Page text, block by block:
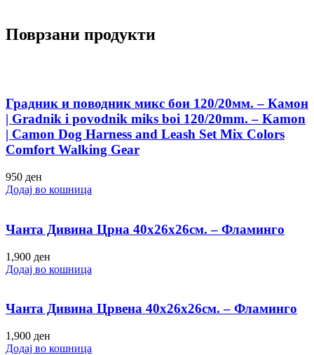
Поврзани продукти
Градник и поводник микс бои 120/20мм. – Камон
| Gradnik i povodnik miks boi 120/20mm. – Kamon
| Camon Dog Harness and Leash Set Mix Colors
Comfort Walking Gear
950 ден
Додај во кошница
Чанта Дивина Црна 40х26х26см. – Фламинго
1,900 ден
Додај во кошница
Чанта Дивина Црвена 40х26х26см. – Фламинго
1,900 ден
Додај во кошница